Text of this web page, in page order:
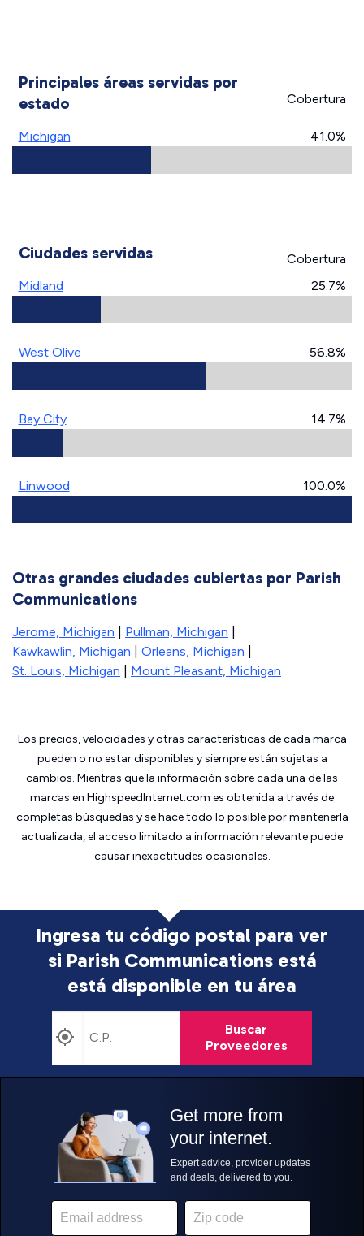
Principales áreas servidas por
estado
Cobertura
Michigan 41.0%
Ciudades servidas
Cobertura
Midland
25.7%
West Olive 56.8%
Bay City 14.7%
Linwood 100.0%
Otras grandes ciudades cubiertas por Parish
Communications
Jerome, Michigan Pullman, Michigan
Kawkawlin, Michigan
Orleans, Michigan
St. Louis, Michigan
Mount Pleasant, Michigan
Los precios, velocidades y otras características de cada marca
pueden o no estar disponibles y siempre están sujetas a
cambios. Mientras que la información sobre cada una de las
marcas en HighspeedInternet.com es obtenida a través de
completas búsquedas y se hace todo lo posible por mantenerla
actualizada, el acceso limitado a información relevante puede
causar inexactitudes ocasionales.
Ingresa tu código postal para ver
si Parish Communications está
está disponible en tu área
Buscar
Proveedores